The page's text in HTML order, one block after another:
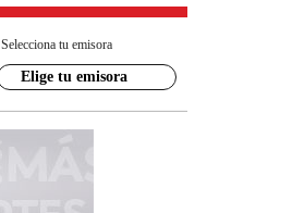
Selecciona tu emisora
Elige tu emisora